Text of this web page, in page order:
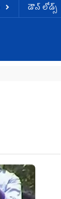
డౌన్ లోడ్స్